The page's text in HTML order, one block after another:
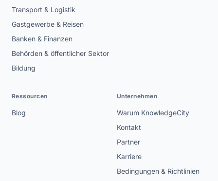
Transport & Logistik
Gastgewerbe & Reisen
Banken & Finanzen
Behörden & öffentlicher Sektor
Bildung
Ressourcen
Blog
Unternehmen
Warum KnowledgeCity
Kontakt
Partner
Karriere
Bedingungen & Richtlinien